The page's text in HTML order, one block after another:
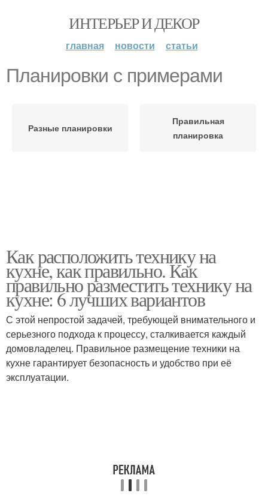
ИНТЕРЬЕР И ДЕКОР
главная новости статьи
Планировки с примерами
Разные планировки
Правильная
планировка
Как расположить технику на
кухне, как правильно. Как
правильно разместить технику на
кухне: 6 лучших вариантов
С этой непростой задачей, требующей внимательного и
серьезного подхода к процессу, сталкивается каждый
домовладелец. Правильное размещение техники на
кухне гарантирует безопасность и удобство при её
эксплуатации.